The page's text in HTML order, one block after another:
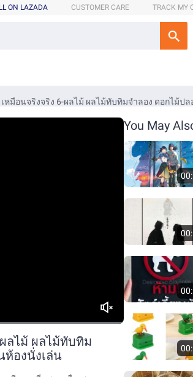
ON LAZADA CUSTOMER CARE TRACK MY
ลไม้ ผลไม้ทับทิม
องนั่งเล่น
You May